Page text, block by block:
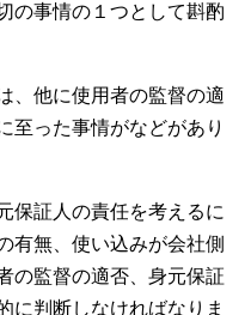
の事情の１つとして斟酌
、他に使用者の監督の適
至った事情がなどがあり
保証人の責任を考えるに
有無、使い込みが会社側
の監督の適否、身元保証
に判断しなければなりま